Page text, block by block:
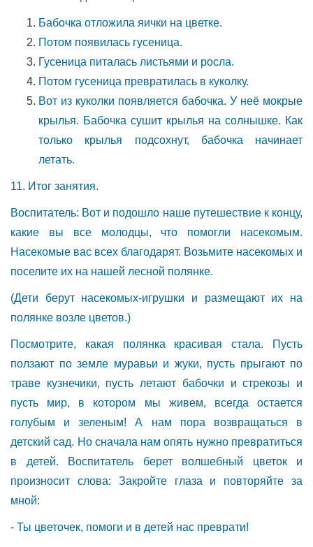
Бабочка отложила яички на цветке.
Потом появилась гусеница.
Гусеница питалась листьями и росла.
Потом гусеница превратилась в куколку.
Вот из куколки появляется бабочка. У неё мокрые
крылья. Бабочка сушит крылья на солнышке. Как
только крылья подсохнут, бабочка начинает
летать.
11. Итог занятия.
Воспитатель: Вот и подошло наше путешествие к концу,
какие вы все молодцы, что помогли насекомым.
Насекомые вас всех благодарят. Возьмите насекомых и
поселите их на нашей лесной полянке.
(Дети берут насекомых-игрушки и размещают их на
полянке возле цветов.)
Посмотрите, какая полянка красивая стала. Пусть
ползают по земле муравьи и жуки, пусть прыгают по
траве кузнечики, пусть летают бабочки и стрекозы и
пусть мир, в котором мы живем, всегда остается
голубым и зеленым! А нам пора возвращаться в
детский сад. Но сначала нам опять нужно превратиться
в детей. Воспитатель берет волшебный цветок и
произносит слова: Закройте глаза и повторяйте за
мной:
- Ты цветочек, помоги и в детей нас преврати!